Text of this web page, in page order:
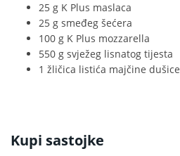
25 g K Plus maslaca
25 g smeđeg šećera
100 g K Plus mozzarella
550 g svježeg lisnatog tijesta
1 žličica listića majčine dušice
Kupi sastojke